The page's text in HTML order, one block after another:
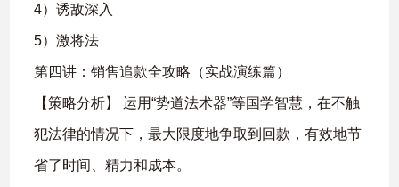
4）诱敌深入
5）激将法
第四讲：销售追款全攻略（实战演练篇）
【策略分析】 运用“势道法术器”等国学智慧，在不触
犯法律的情况下，最大限度地争取到回款，有效地节
省了时间、精力和成本。